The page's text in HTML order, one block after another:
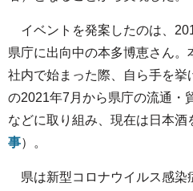
イベントを発案したのは、
県庁に出向中の本多博恵さん
社内で始まった際、自ら手を
の2021年7月から県庁の流通・
などに取り組み、現在は日本酒
事）。
県は新型コロナウイルス感染